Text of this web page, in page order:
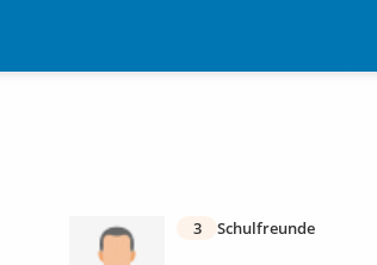
3 Schulfreunde